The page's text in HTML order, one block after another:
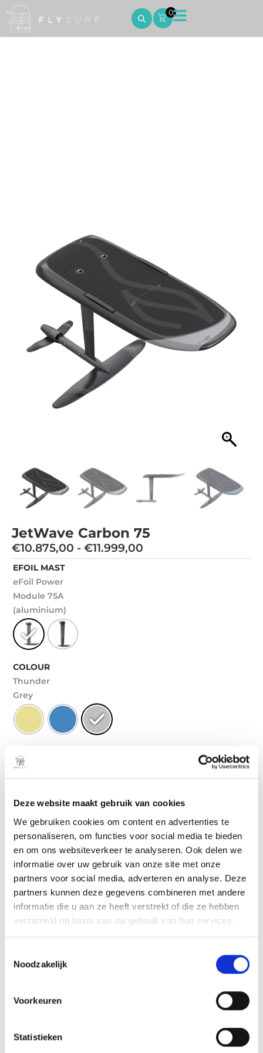
Deze website maakt gebruik van cookies
We gebruiken cookies om content en advertenties te
personaliseren, om functies voor social media te bieden
en om ons websiteverkeer te analyseren. Ook delen we
informatie over uw gebruik van onze site met onze
partners voor social media, adverteren en analyse. Deze
partners kunnen deze gegevens combineren met andere
informatie die u aan ze heeft verstrekt of die ze hebben
verzameld op basis van uw gebruik van hun services.
Noodzakelijk
Voorkeuren
Statistieken
0
JetWave Carbon 75
€10.875,00 - €11.999,00
EFOIL MAST
eFoil Power
Module 75A
(aluminium)
COLOUR
Thunder
Grey
€10.875,00
TOEVOEGEN AAN
WINKELWAGEN
High‑end eFoil met
carbon precisie,
kracht & comfort
De JetWave Carbon 75 voelt licht aan en stuurt strak. Bij
liter en de eFoil Power Module 80C. Deze heeft een 6 kW
stille acceleratie. De Sport Set biedt juist nét iets meer